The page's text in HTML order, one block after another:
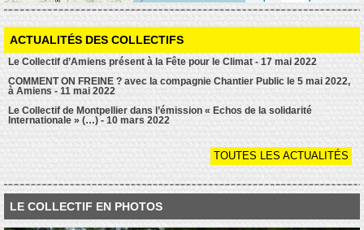
ACTUALITÉS DES COLLECTIFS
Le Collectif d’Amiens présent à la Fête pour le Climat - 17 mai 2022
COMMENT ON FREINE ? avec la compagnie Chantier Public le 5 mai 2022,
à Amiens - 11 mai 2022
Le Collectif de Montpellier dans l’émission « Echos de la solidarité
Internationale » (…) - 10 mars 2022
TOUTES LES ACTUALITÉS
LE COLLECTIF EN PHOTOS